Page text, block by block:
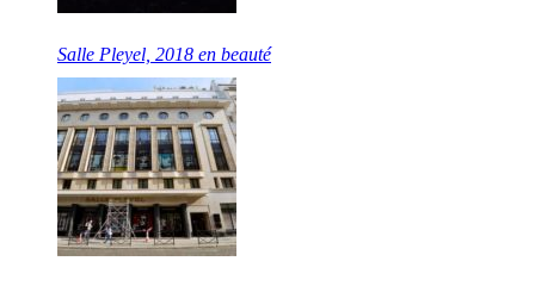
Salle Pleyel, 2018 en beauté